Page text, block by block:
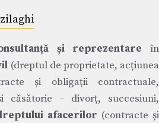
și reprezentare în
(dreptul de proprietate, acțiunea
și obligații contractuale,
căsătorie – divorț, succesiuni,
afacerilor (contracte și